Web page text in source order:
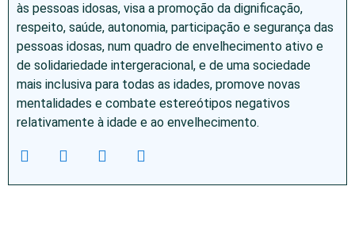
às pessoas idosas, visa a promoção da dignificação,
respeito, saúde, autonomia, participação e segurança das
pessoas idosas, num quadro de envelhecimento ativo e
de solidariedade intergeracional, e de uma sociedade
mais inclusiva para todas as idades, promove novas
mentalidades e combate estereótipos negativos
relativamente à idade e ao envelhecimento.